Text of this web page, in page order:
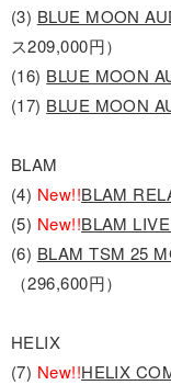
(3) BLUE MOON
ス209,000円）
(16) BLUE MOON
(17) BLUE MOON
BLAM
(4) New!!BLAM
(5) New!!BLAM
(6) BLAM TSM 25
（296,600円）
HELIX
(7) New!!HELIX